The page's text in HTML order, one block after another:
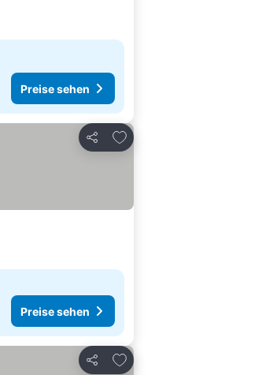
Preise sehen
Teilen
Zu Favoriten hinzufügen
Preise sehen
Teilen
Zu Favoriten hinzufügen